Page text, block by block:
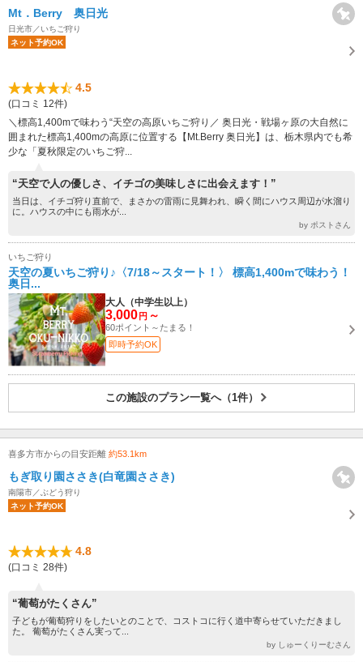
Mt．Berry 奥日光
日光市／いちご狩り
ネット予約OK
4.5
(口コミ 12件)
＼標高1,400mで味わう“天空の高原いちご狩り／ 奥日光・戦場ヶ原の大自然に
囲まれた標高1,400mの高原に位置する【Mt.Berry 奥日光】は、栃木県内でも希
少な「夏秋限定のいちご狩...
“天空で人の優しさ、イチゴの美味しさに出会えます！”
当日は、イチゴ狩り直前で、まさかの雷雨に見舞われ、瞬く間にハウス周辺が水溜り
に。ハウスの中にも雨水が...
by ポストさん
いちご狩り
天空の夏いちご狩り♪〈7/18～スタート！〉 標高1,400mで味わう！
奥日...
大人（中学生以上）
3,000 円 ～
60ポイント～たまる！
即時予約OK
この施設のプラン一覧へ（1件）
喜多方市からの目安距離 約53.1km
もぎ取り園ささき(白竜園ささき)
南陽市／ぶどう狩り
ネット予約OK
4.8
(口コミ 28件)
“葡萄がたくさん”
子どもが葡萄狩りをしたいとのことで、コストコに行く道中寄らせていただきまし
た。 葡萄がたくさん実って...
by しゅーくりーむさん